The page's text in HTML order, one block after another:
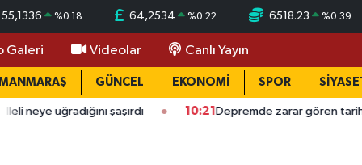
55,1336 %0.18 64,2534 %0.22 6518.23 %0.39
Galeri Videolar Canlı Yayın
GÜNCEL EKONOMİ SPOR
şaşırdı 10:21 Depremde zarar gören tarihi eserler